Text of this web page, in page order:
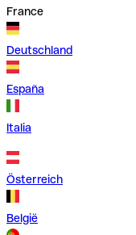
France
Deutschland
España
Italia
Österreich
België